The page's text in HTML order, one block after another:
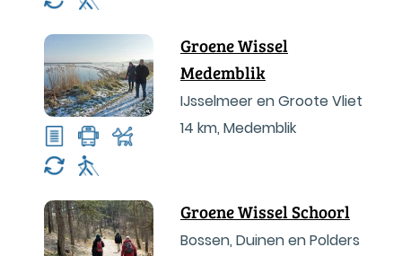
Groene Wissel
Medemblik
IJsselmeer en Groote Vliet
14 km, Medemblik
Groene Wissel Schoorl
Bossen, Duinen en Polders